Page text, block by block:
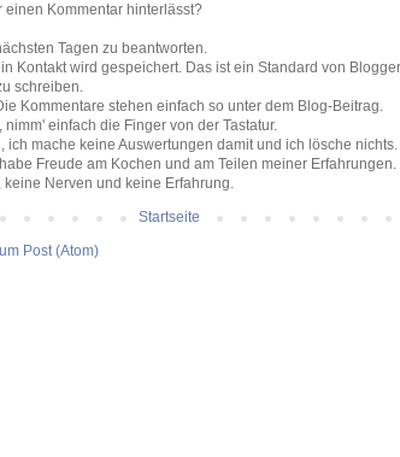
einen Kommentar hinterlässt?
Tagen zu beantworten.
Kontakt wird gespeichert. Das ist ein Standard von
schreiben.
Kommentare stehen einfach so unter dem Blog-Beitrag.
einfach die Finger von der Tastatur.
ich mache keine Auswertungen damit und ich lösche
Freude am Kochen und am Teilen meiner Erfahrungen.
Nerven und keine Erfahrung.
Startseite
Post (Atom)